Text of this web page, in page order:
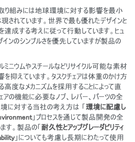
り組みには地球環境に対する影響を最小
されています。世界で最も優れたデザインと
達成する考えに従って行動しています。ヒュ
ンのシンプルさを優先していますが製品の
ミニウムやスチールなどリサイクル可能な素材
抑えています。タスクチェアは体重のかけ方
高度なメカニズムを採用することによって直
の機能に必要なノブ、レバー、パーツの全
に対する当社の考え方は 「 環境に配慮し
」プロセスを通じて製品開発の全
す。製品の「 耐久性とアップグレーダビリティ
」についても考慮し長期にわたって使用